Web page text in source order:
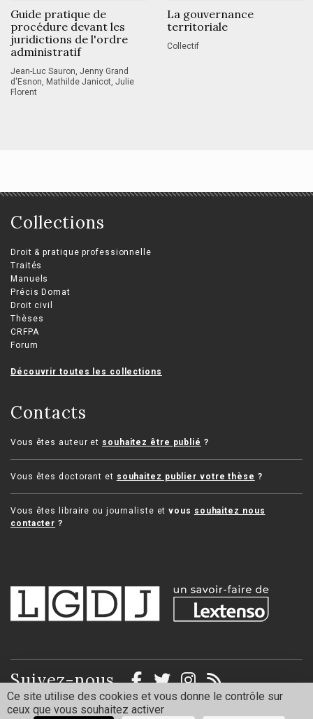
Guide pratique de
procédure devant les
juridictions de l'ordre
administratif
Jean-Luc Sauron, Jenny Grand
d'Esnon, Mathilde Janicot, Julie
Florent
La gouvernance
territoriale
Collectif
Collections
Droit & pratique professionnelle
Traités
Manuels
Précis Domat
Droit civil
Thèses
CRFPA
Forum
Découvrir toutes les collections
Contacts
Vous êtes auteur et souhaitez être publié ?
Vous êtes doctorant et souhaitez publier votre thèse ?
Vous êtes libraire ou journaliste etvous souhaitez nous
contacter ?
Suivez-nous
Ce site utilise des cookies et vous donne le contrôle sur
ceux que vous souhaitez activer